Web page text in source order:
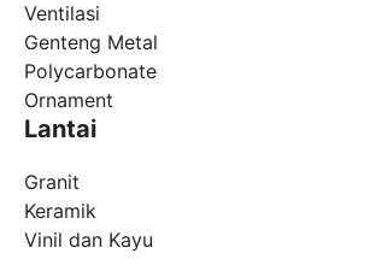
Ventilasi
Genteng Metal
Polycarbonate
Ornament
Lantai
Granit
Keramik
Vinil dan Kayu